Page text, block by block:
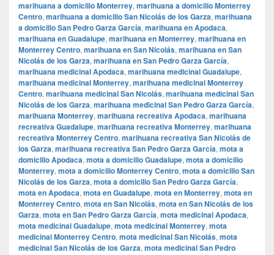
marihuana a domicilio Monterrey, marihuana a domicilio Monterrey
Centro, marihuana a domicilio San Nicolás de los Garza, marihuana
a domicilio San Pedro Garza García, marihuana en Apodaca,
marihuana en Guadalupe, marihuana en Monterrey, marihuana en
Monterrey Centro, marihuana en San Nicolás, marihuana en San
Nicolás de los Garza, marihuana en San Pedro Garza García,
marihuana medicinal Apodaca, marihuana medicinal Guadalupe,
marihuana medicinal Monterrey, marihuana medicinal Monterrey
Centro, marihuana medicinal San Nicolás, marihuana medicinal San
Nicolás de los Garza, marihuana medicinal San Pedro Garza García,
marihuana Monterrey, marihuana recreativa Apodaca, marihuana
recreativa Guadalupe, marihuana recreativa Monterrey, marihuana
recreativa Monterrey Centro, marihuana recreativa San Nicolás de
los Garza, marihuana recreativa San Pedro Garza García, mota a
domicilio Apodaca, mota a domicilio Guadalupe, mota a domicilio
Monterrey, mota a domicilio Monterrey Centro, mota a domicilio San
Nicolás de los Garza, mota a domicilio San Pedro Garza García,
mota en Apodaca, mota en Guadalupe, mota en Monterrey, mota en
Monterrey Centro, mota en San Nicolás, mota en San Nicolás de los
Garza, mota en San Pedro Garza García, mota medicinal Apodaca,
mota medicinal Guadalupe, mota medicinal Monterrey, mota
medicinal Monterrey Centro, mota medicinal San Nicolás, mota
medicinal San Nicolás de los Garza, mota medicinal San Pedro